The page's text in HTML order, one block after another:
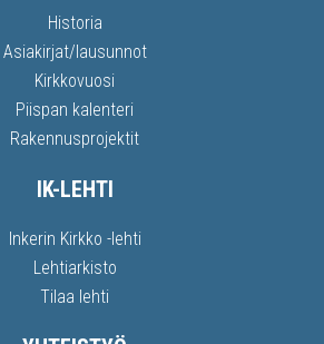
Historia
Asiakirjat/lausunnot
Kirkkovuosi
Piispan kalenteri
Rakennusprojektit
IK-LEHTI
Inkerin Kirkko -lehti
Lehtiarkisto
Tilaa lehti